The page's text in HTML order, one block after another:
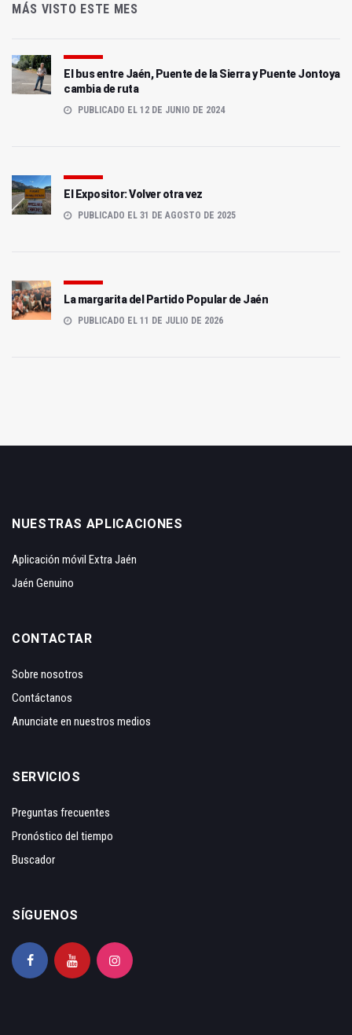
MÁS VISTO ESTE MES
El bus entre Jaén, Puente de la Sierra y Puente Jontoya
cambia de ruta
PUBLICADO EL 12 DE JUNIO DE 2024
El Expositor: Volver otra vez
PUBLICADO EL 31 DE AGOSTO DE 2025
La margarita del Partido Popular de Jaén
PUBLICADO EL 11 DE JULIO DE 2026
NUESTRAS APLICACIONES
Aplicación móvil Extra Jaén
Jaén Genuino
CONTACTAR
Sobre nosotros
Contáctanos
Anunciate en nuestros medios
SERVICIOS
Preguntas frecuentes
Pronóstico del tiempo
Buscador
SÍGUENOS